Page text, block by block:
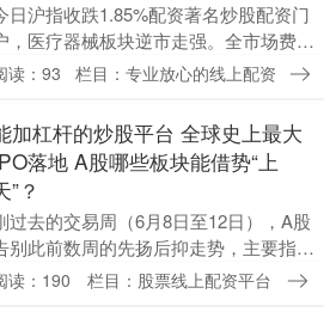
日沪指收跌1.85%配资著名炒股配资门
，医疗器械板块逆市走强。全市场费率
低档的医疗器械ETF汇添富(159797)逆
读：93 栏目：专业放心的线上配资
加杠杆的炒股平台 全球史上最大
落地 A股哪些板块能借势“上
”？
过去的交易周（6月8日至12日），A股
别此前数周的先扬后抑走势，主要指数
数在周一创出阶段新低后震荡攀升，但
读：190 栏目：股票线上配资平台